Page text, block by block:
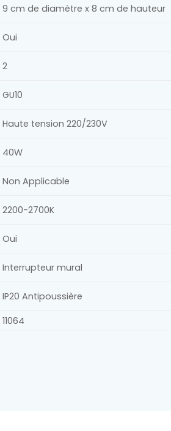
9 cm de diamètre x 8 cm de hauteur
Oui
2
GU10
Haute tension 220/230V
40W
Non Applicable
2200-2700K
Oui
Interrupteur mural
IP20 Antipoussière
11064